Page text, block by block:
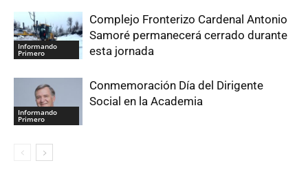
Informando
Primero
Complejo Fronterizo Cardenal Antonio
Samoré permanecerá cerrado durante
esta jornada
Informando
Primero
Conmemoración Día del Dirigente
Social en la Academia